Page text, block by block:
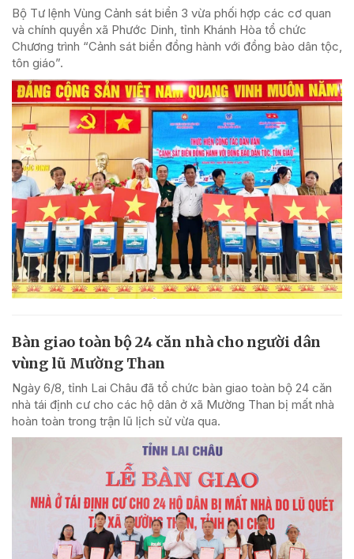
Bộ Tư lệnh Vùng Cảnh sát biển 3 vừa phối hợp các cơ quan
và chính quyền xã Phước Dinh, tỉnh Khánh Hòa tổ chức
Chương trình “Cảnh sát biển đồng hành với đồng bào dân tộc,
tôn giáo”.
Bàn giao toàn bộ 24 căn nhà cho người dân
vùng lũ Mường Than
Ngày 6/8, tỉnh Lai Châu đã tổ chức bàn giao toàn bộ 24 căn
nhà tái định cư cho các hộ dân ở xã Mường Than bị mất nhà
hoàn toàn trong trận lũ lịch sử vừa qua.